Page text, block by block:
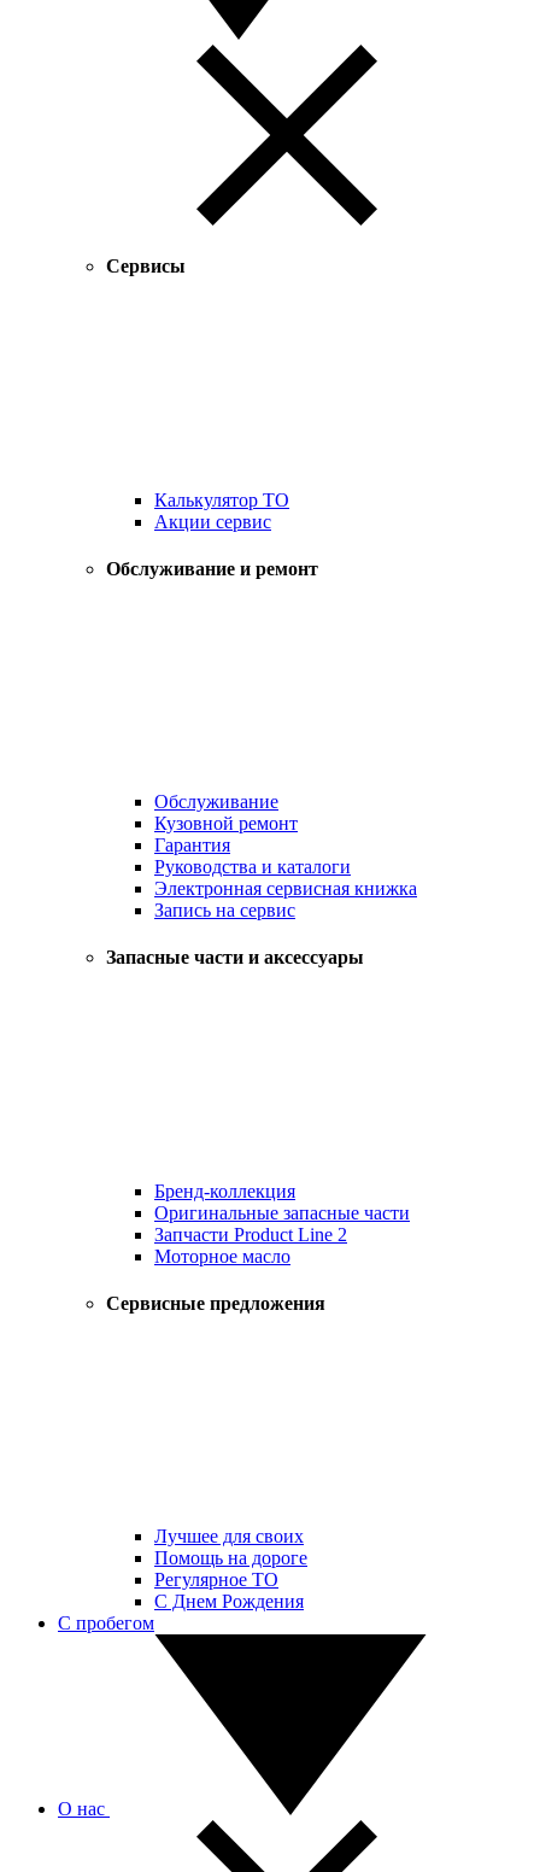
Сервисы
Калькулятор ТО
Акции сервис
Обслуживание и ремонт
Обслуживание
Кузовной ремонт
Гарантия
Руководства и каталоги
Электронная сервисная книжка
Запись на сервис
Запасные части и аксессуары
Бренд-коллекция
Оригинальные запасные части
Запчасти Product Line 2
Моторное масло
Сервисные предложения
Лучшее для своих
Помощь на дороге
Регулярное ТО
С Днем Рождения
С пробегом
О нас